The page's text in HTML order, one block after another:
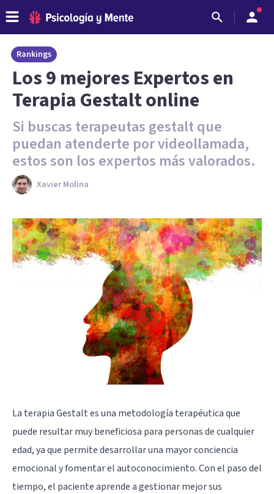
Rankings
Los 9 mejores Expertos en
Terapia Gestalt online
Si buscas terapeutas gestalt que
puedan atenderte por videollamada,
estos son los expertos más valorados.
Xavier Molina
La terapia Gestalt es una metodología terapéutica que
puede resultar muy beneficiosa para personas de cualquier
edad, ya que permite desarrollar una mayor conciencia
emocional y fomentar el autoconocimiento. Con el paso del
tiempo, el paciente aprende a gestionar mejor sus